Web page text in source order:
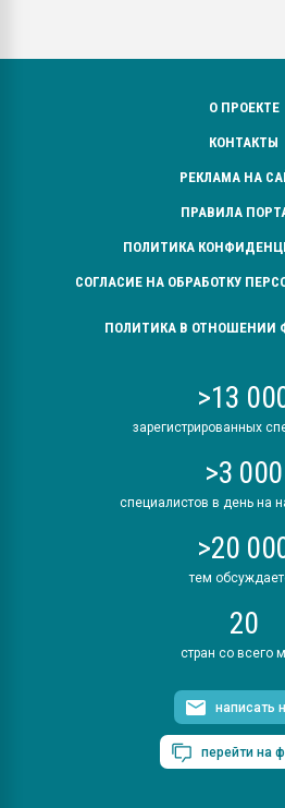
О ПРОЕКТЕ
КОНТАКТЫ
РЕКЛАМА НА
ПРАВИЛА
ПОЛИТИКА
СОГЛАСИЕ НА ОБРАБОТКУ
ПОЛИТИКА В ОТНОШЕНИИ
>13
зарегистрированных
>3 000
специалистов в день на
>20
тем
20
стран со всего
написать
перейти на